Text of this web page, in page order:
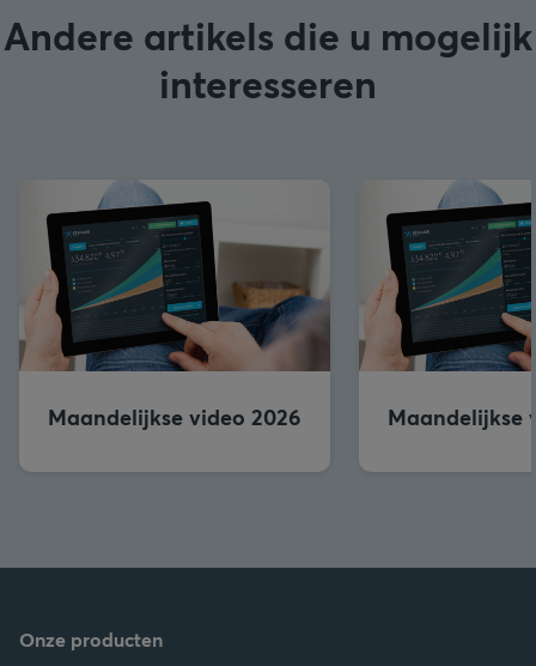
Andere artikels die u mogelijk
interesseren
Maandelijkse video 2026 Maandelijkse
Onze producten